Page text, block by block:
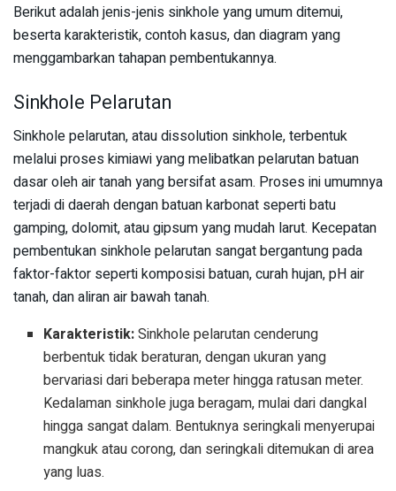
Berikut adalah jenis-jenis sinkhole yang umum ditemui,
beserta karakteristik, contoh kasus, dan diagram yang
menggambarkan tahapan pembentukannya.
Sinkhole Pelarutan
Sinkhole pelarutan, atau dissolution sinkhole, terbentuk
melalui proses kimiawi yang melibatkan pelarutan batuan
dasar oleh air tanah yang bersifat asam. Proses ini umumnya
terjadi di daerah dengan batuan karbonat seperti batu
gamping, dolomit, atau gipsum yang mudah larut. Kecepatan
pembentukan sinkhole pelarutan sangat bergantung pada
faktor-faktor seperti komposisi batuan, curah hujan, pH air
tanah, dan aliran air bawah tanah.
Karakteristik:Sinkhole pelarutan cenderung
berbentuk tidak beraturan, dengan ukuran yang
bervariasi dari beberapa meter hingga ratusan meter.
Kedalaman sinkhole juga beragam, mulai dari dangkal
hingga sangat dalam. Bentuknya seringkali menyerupai
mangkuk atau corong, dan seringkali ditemukan di area
yang luas.